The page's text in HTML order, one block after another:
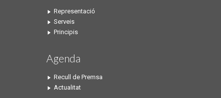
Representació
Serveis
Principis
Agenda
Recull de Premsa
Actualitat